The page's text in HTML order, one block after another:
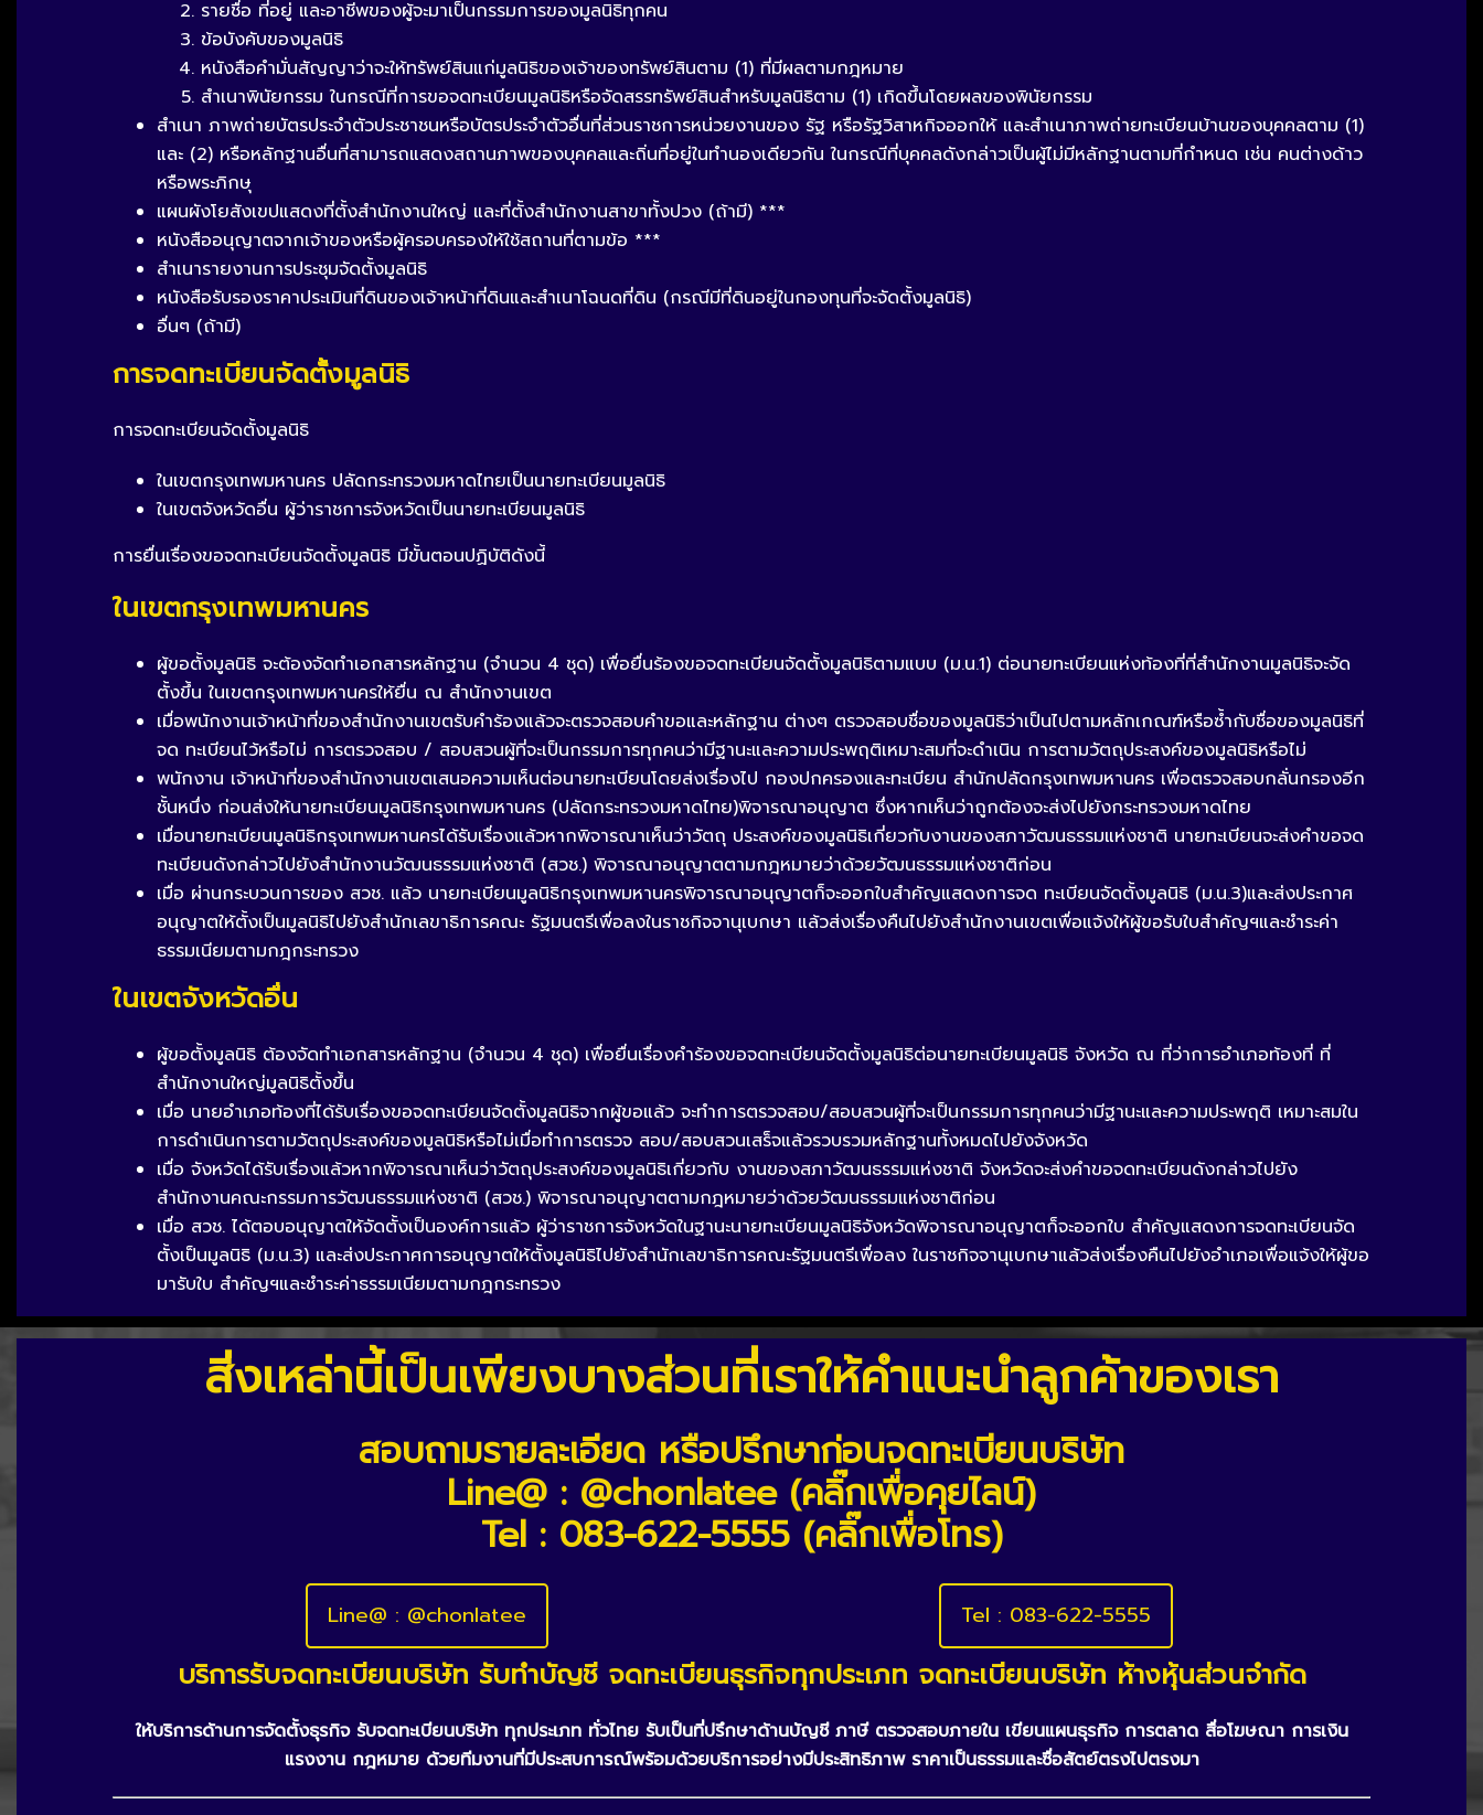
รายชื่อ ที่อยู่ และอาชีพของผู้จะมาเป็นกรรมการของมูลนิธิทุกคน
ข้อบังคับของมูลนิธิ
หนังสือคำมั่นสัญญาว่าจะให้ทรัพย์สินแก่มูลนิธิของเจ้าของทรัพย์สินตาม (1) ที่มีผลตามกฎหมาย
สำเนาพินัยกรรม ในกรณีที่การขอจดทะเบียนมูลนิธิหรือจัดสรรทรัพย์สินสำหรับมูลนิธิตาม (1) เกิดขึ้นโดยผลของพินัยกรรม
สำเนา ภาพถ่ายบัตรประจำตัวประชาชนหรือบัตรประจำตัวอื่นที่ส่วนราชการหน่วยงานของ รัฐ หรือรัฐวิสาหกิจออกให้ และสำเนาภาพถ่ายทะเบียนบ้านของบุคคลตาม (1)
และ (2) หรือหลักฐานอื่นที่สามารถแสดงสถานภาพของบุคคลและถิ่นที่อยู่ในทำนองเดียวกัน ในกรณีที่บุคคลดังกล่าวเป็นผู้ไม่มีหลักฐานตามที่กำหนด เช่น คนต่างด้าว
หรือพระภิกษุ
แผนผังโยสังเขปแสดงที่ตั้งสำนักงานใหญ่ และที่ตั้งสำนักงานสาขาทั้งปวง (ถ้ามี) ***
หนังสืออนุญาตจากเจ้าของหรือผู้ครอบครองให้ใช้สถานที่ตามข้อ ***
สำเนารายงานการประชุมจัดตั้งมูลนิธิ
หนังสือรับรองราคาประเมินที่ดินของเจ้าหน้าที่ดินและสำเนาโฉนดที่ดิน (กรณีมีที่ดินอยู่ในกองทุนที่จะจัดตั้งมูลนิธิ)
อื่นๆ (ถ้ามี)
การจดทะเบียนจัดตั้งมูลนิธิ
การจดทะเบียนจัดตั้งมูลนิธิ
ในเขตกรุงเทพมหานคร ปลัดกระทรวงมหาดไทยเป็นนายทะเบียนมูลนิธิ
ในเขตจังหวัดอื่น ผู้ว่าราชการจังหวัดเป็นนายทะเบียนมูลนิธิ
การยื่นเรื่องขอจดทะเบียนจัดตั้งมูลนิธิ มีขั้นตอนปฏิบัติดังนี้
ในเขตกรุงเทพมหานคร
ผู้ขอตั้งมูลนิธิ จะต้องจัดทำเอกสารหลักฐาน (จำนวน 4 ชุด) เพื่อยื่นร้องขอจดทะเบียนจัดตั้งมูลนิธิตามแบบ (ม.น.1) ต่อนายทะเบียนแห่งท้องที่ที่สำนักงานมูลนิธิจะจัด
ตั้งขึ้น ในเขตกรุงเทพมหานครให้ยื่น ณ สำนักงานเขต
เมื่อพนักงานเจ้าหน้าที่ของสำนักงานเขตรับคำร้องแล้วจะตรวจสอบคำขอและหลักฐาน ต่างๆ ตรวจสอบชื่อของมูลนิธิว่าเป็นไปตามหลักเกณฑ์หรือซ้ำกับชื่อของมูลนิธิที่
จด ทะเบียนไว้หรือไม่ การตรวจสอบ / สอบสวนผู้ที่จะเป็นกรรมการทุกคนว่ามีฐานะและความประพฤติเหมาะสมที่จะดำเนิน การตามวัตถุประสงค์ของมูลนิธิหรือไม่
พนักงาน เจ้าหน้าที่ของสำนักงานเขตเสนอความเห็นต่อนายทะเบียนโดยส่งเรื่องไป กองปกครองและทะเบียน สำนักปลัดกรุงเทพมหานคร เพื่อตรวจสอบกลั่นกรองอีก
ชั้นหนึ่ง ก่อนส่งให้นายทะเบียนมูลนิธิกรุงเทพมหานคร (ปลัดกระทรวงมหาดไทย)พิจารณาอนุญาต ซึ่งหากเห็นว่าถูกต้องจะส่งไปยังกระทรวงมหาดไทย
เมื่อนายทะเบียนมูลนิธิกรุงเทพมหานครได้รับเรื่องแล้วหากพิจารณาเห็นว่าวัตถุ ประสงค์ของมูลนิธิเกี่ยวกับงานของสภาวัฒนธรรมแห่งชาติ นายทะเบียนจะส่งคำขอจด
ทะเบียนดังกล่าวไปยังสำนักงานวัฒนธรรมแห่งชาติ (สวช.) พิจารณาอนุญาตตามกฎหมายว่าด้วยวัฒนธรรมแห่งชาติก่อน
เมื่อ ผ่านกระบวนการของ สวช. แล้ว นายทะเบียนมูลนิธิกรุงเทพมหานครพิจารณาอนุญาตก็จะออกใบสำคัญแสดงการจด ทะเบียนจัดตั้งมูลนิธิ (ม.น.3)และส่งประกาศ
อนุญาตให้ตั้งเป็นมูลนิธิไปยังสำนักเลขาธิการคณะ รัฐมนตรีเพื่อลงในราชกิจจานุเบกษา แล้วส่งเรื่องคืนไปยังสำนักงานเขตเพื่อแจ้งให้ผู้ขอรับใบสำคัญฯและชำระค่า
ธรรมเนียมตามกฎกระทรวง
ในเขตจังหวัดอื่น
ผู้ขอตั้งมูลนิธิ ต้องจัดทำเอกสารหลักฐาน (จำนวน 4 ชุด) เพื่อยื่นเรื่องคำร้องขอจดทะเบียนจัดตั้งมูลนิธิต่อนายทะเบียนมูลนิธิ จังหวัด ณ ที่ว่าการอำเภอท้องที่ ที่
สำนักงานใหญ่มูลนิธิตั้งขึ้น
เมื่อ นายอำเภอท้องที่ได้รับเรื่องขอจดทะเบียนจัดตั้งมูลนิธิจากผู้ขอแล้ว จะทำการตรวจสอบ/สอบสวนผู้ที่จะเป็นกรรมการทุกคนว่ามีฐานะและความประพฤติ เหมาะสมใน
การดำเนินการตามวัตถุประสงค์ของมูลนิธิหรือไม่เมื่อทำการตรวจ สอบ/สอบสวนเสร็จแล้วรวบรวมหลักฐานทั้งหมดไปยังจังหวัด
เมื่อ จังหวัดได้รับเรื่องแล้วหากพิจารณาเห็นว่าวัตถุประสงค์ของมูลนิธิเกี่ยวกับ งานของสภาวัฒนธรรมแห่งชาติ จังหวัดจะส่งคำขอจดทะเบียนดังกล่าวไปยัง
สำนักงานคณะกรรมการวัฒนธรรมแห่งชาติ (สวช.) พิจารณาอนุญาตตามกฎหมายว่าด้วยวัฒนธรรมแห่งชาติก่อน
เมื่อ สวช. ได้ตอบอนุญาตให้จัดตั้งเป็นองค์การแล้ว ผู้ว่าราชการจังหวัดในฐานะนายทะเบียนมูลนิธิจังหวัดพิจารณาอนุญาตก็จะออกใบ สำคัญแสดงการจดทะเบียนจัด
ตั้งเป็นมูลนิธิ (ม.น.3) และส่งประกาศการอนุญาตให้ตั้งมูลนิธิไปยังสำนักเลขาธิการคณะรัฐมนตรีเพื่อลง ในราชกิจจานุเบกษาแล้วส่งเรื่องคืนไปยังอำเภอเพื่อแจ้งให้ผู้ขอ
มารับใบ สำคัญฯและชำระค่าธรรมเนียมตามกฎกระทรวง
สิ่งเหล่านี้เป็นเพียงบางส่วนที่เราให้คำแนะนำลูกค้าของเรา
สอบถามรายละเอียด หรือปรึกษาก่อนจดทะเบียนบริษัท
Line@ : @chonlatee (คลิ๊กเพื่อคุยไลน์)
Tel : 083-622-5555 (คลิ๊กเพื่อโทร)
Line@ : @chonlatee Tel : 083-622-5555
บริการรับจดทะเบียนบริษัท รับทำบัญชี จดทะเบียนธุรกิจทุกประเภท จดทะเบียนบริษัท ห้างหุ้นส่วนจำกัด
ให้บริการด้านการจัดตั้งธุรกิจ รับจดทะเบียนบริษัท ทุกประเภท ทั่วไทย รับเป็นที่ปรึกษาด้านบัญชี ภาษี ตรวจสอบภายใน เขียนแผนธุรกิจ การตลาด สื่อโฆษณา การเงิน
แรงงาน กฎหมาย ด้วยทีมงานที่มีประสบการณ์พร้อมด้วยบริการอย่างมีประสิทธิภาพ ราคาเป็นธรรมและซื่อสัตย์ตรงไปตรงมา